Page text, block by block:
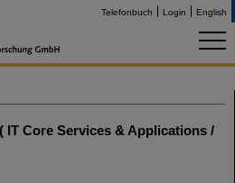
Telefonbuch Login English
IT Core Services & Applications /